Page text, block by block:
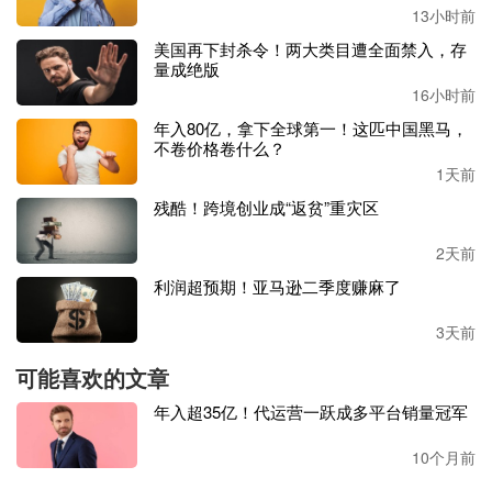
另一方面，同步加大行业领军人才招募力度，在关键技术或
重大项目领域，主动在全球范围内寻找最优秀的人才，例如
某些研发事业部负责人或专业领域的领军专家，助力公司在
关键技术和市场领域实现快速突破，推动企业持续发展。
安克表示，这种
“内部培养+外部引进”的双轨机制，既确保
组织的延续性与文化传承，又为突破性创新提供关键人才支
撑，是公司未来持续发展的核心战略。
安克创新在招人、培养人和留住人方面采取了综合性的策
略。公司不仅提供有竞争力的薪酬和福利体系，还注重员工
的职业发展，提供丰富的培训机会和晋升通道。
公开资料显示，截至
及以上学历的员工数量达到 1,113人，本科学历的员工数量
达到3,762人，销售人员达到1625人，技术人员达到2672
人。薪酬支出方面，2024年度销售工资薪酬为9.5亿元，管
13小时前
美国再下封杀令！两大类目遭全面禁入，存
量成绝版
16小时前
年入80亿，拿下全球第一！这匹中国黑马，
不卷价格卷什么？
1天前
残酷！跨境创业成“返贫”重灾区
2天前
利润超预期！亚马逊二季度赚麻了
3天前
可能喜欢的文章
年入超35亿！代运营一跃成多平台销量冠军
10个月前